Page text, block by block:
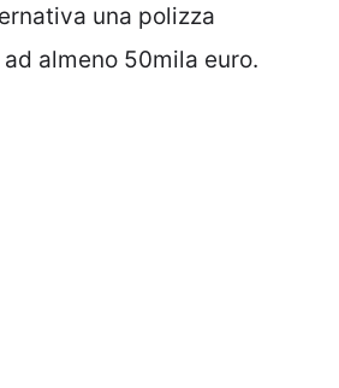
una polizza
almeno 50mila euro.